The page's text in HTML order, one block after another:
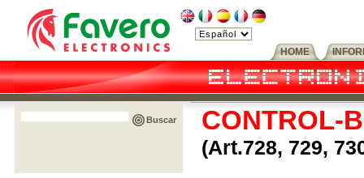
HOME
CONTROL-
(Art.728, 729,
Buscar